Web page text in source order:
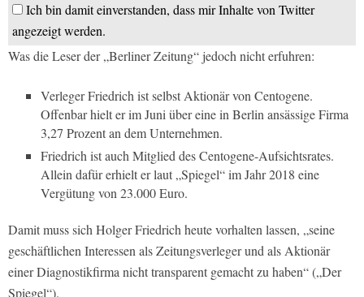
Ich bin damit einverstanden, dass mir Inhalte von Twitter
angezeigt werden.
Was die Leser der „Berliner Zeitung“ jedoch nicht erfuhren:
Verleger Friedrich ist selbst Aktionär von Centogene.
Offenbar hielt er im Juni über eine in Berlin ansässige Firma
3,27 Prozent an dem Unternehmen.
Friedrich ist auch Mitglied des Centogene-Aufsichtsrates.
Allein dafür erhielt er laut „Spiegel“ im Jahr 2018 eine
Vergütung von 23.000 Euro.
Damit muss sich Holger Friedrich heute vorhalten lassen, „seine
geschäftlichen Interessen als Zeitungsverleger und als Aktionär
einer Diagnostikfirma nicht transparent gemacht zu haben“ („Der
Spiegel“).